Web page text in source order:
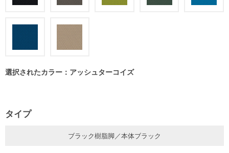
選択されたカラー：アッシュターコイズ
タイプ
ブラック樹脂脚／本体ブラック